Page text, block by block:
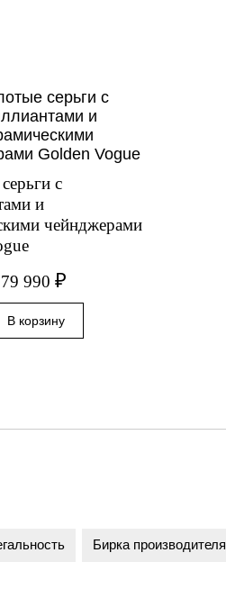
с
и
чейнджерами
79 990 ₽
Бирка производителя